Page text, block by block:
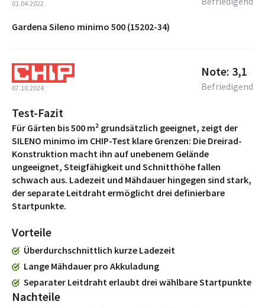
01.04.2022
Gardena Sileno minimo 500 (15202-34)
07.10.2024
Note: 3,1
Befriedigend
Test-Fazit
Für Gärten bis 500 m² grundsätzlich geeignet, zeigt der
SILENO minimo im CHIP-Test klare Grenzen: Die Dreirad-
Konstruktion macht ihn auf unebenem Gelände
ungeeignet, Steigfähigkeit und Schnitthöhe fallen
schwach aus. Ladezeit und Mähdauer hingegen sind stark,
der separate Leitdraht ermöglicht drei definierbare
Startpunkte.
Vorteile
Überdurchschnittlich kurze Ladezeit
Lange Mähdauer pro Akkuladung
Separater Leitdraht erlaubt drei wählbare Startpunkte
Nachteile